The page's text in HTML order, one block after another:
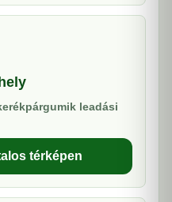
leadási
térképen